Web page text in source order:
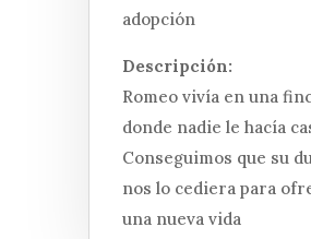
adopción
Descripción:
Romeo vivía en una
donde nadie le hacía
Conseguimos que su
nos lo cediera para
una nueva vida